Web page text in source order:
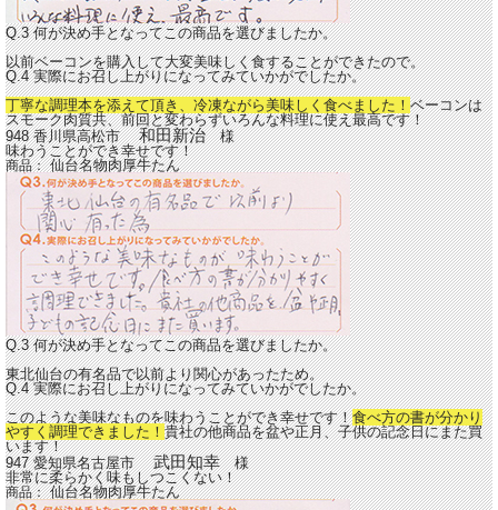
Q.3 何が決め手となってこの商品を選びましたか。
以前ベーコンを購入して大変美味しく食することができたので。
Q.4 実際にお召し上がりになってみていかがでしたか。
丁寧な調理本を添えて頂き、冷凍ながら美味しく食べました！ ベーコンは
スモーク肉質共、前回と変わらずいろんな料理に使え最高です！
948 香川県高松市和田新治様
味わうことができ幸せです！
商品：仙台名物肉厚牛たん
Q.3 何が決め手となってこの商品を選びましたか。
東北仙台の有名品で以前より関心があったため。
Q.4 実際にお召し上がりになってみていかがでしたか。
このような美味なものを味わうことができ幸せです！食べ方の書が分かり
やすく調理できました！ 貴社の他商品を盆や正月、子供の記念日にまた買
います！
947 愛知県名古屋市武田知幸様
非常に柔らかく味もしつこくない！
商品：仙台名物肉厚牛たん